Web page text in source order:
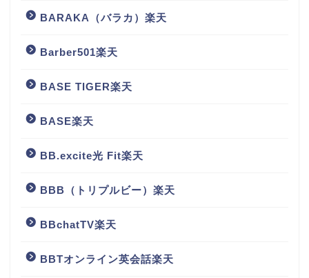
BARAKA（バラカ）楽天
Barber501楽天
BASE TIGER楽天
BASE楽天
BB.excite光 Fit楽天
BBB（トリプルビー）楽天
BBchatTV楽天
BBTオンライン英会話楽天